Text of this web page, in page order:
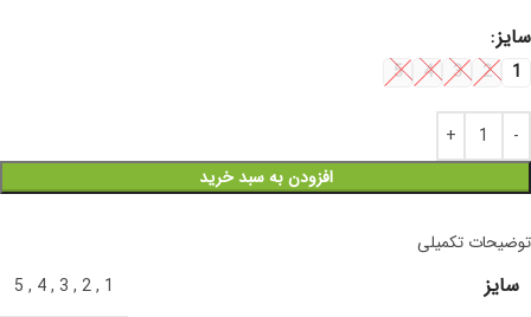
سایز
1
2
3
4
5
افزودن به سبد خرید
توضیحات تکمیلی
سایز 1
,
2
,
3
,
4
,
5